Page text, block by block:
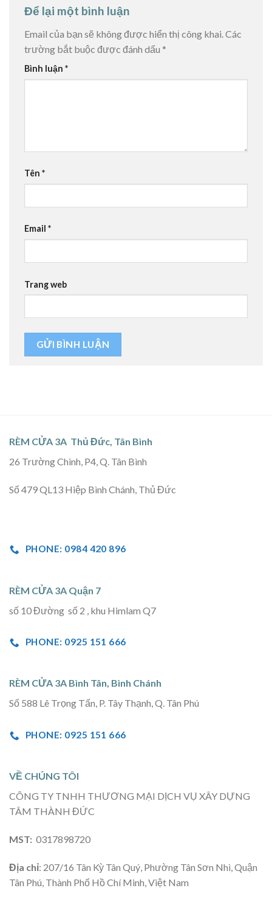
Để lại một bình luận
Email của bạn sẽ không được hiển thị công khai.Các
trường bắt buộc được đánh dấu *
Bình luận *
Tên *
Email *
Trang web
RÈM CỬA 3A Thủ Đức, Tân Bình
26 Trường Chinh, P4, Q. Tân Bình
Số 479 QL13 Hiệp Bình Chánh, Thủ Đức
PHONE: 0984 420 896
RÈM CỬA 3A Quận 7
số 10 Đường số 2 , khu Himlam Q7
PHONE: 0925 151 666
RÈM CỬA 3A Bình Tân, Bình Chánh
Số 588 Lê Trọng Tấn, P. Tây Thạnh, Q. Tân Phú
PHONE: 0925 151 666
VỀ CHÚNG TÔI
CÔNG TY TNHH THƯƠNG MẠI DỊCH VỤ XÂY DỰNG
TÂM THÀNH ĐỨC
MST: 0317898720
Địa chỉ: 207/16 Tân Kỳ Tân Quý, Phường Tân Sơn Nhì, Quận
Tân Phú, Thành Phố Hồ Chí Minh, Việt Nam